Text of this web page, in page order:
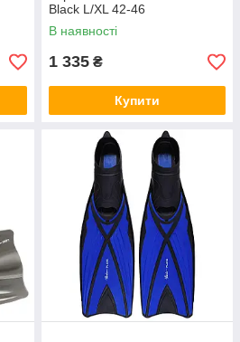
Black L/XL 42-46
В наявності
1 335 ₴
Купити